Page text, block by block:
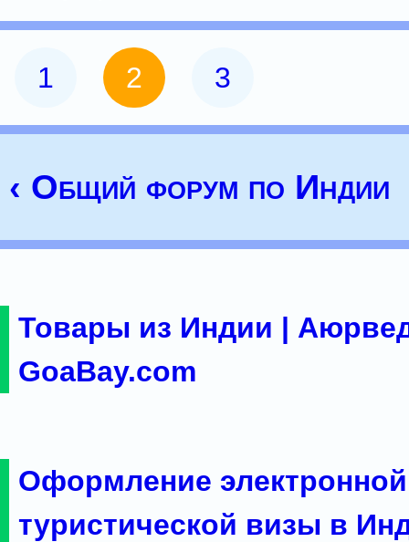
1 2 3
‹ Общий форум по Индии
Товары из Индии |
GoaBay.com
Оформление электронной
туристической визы в